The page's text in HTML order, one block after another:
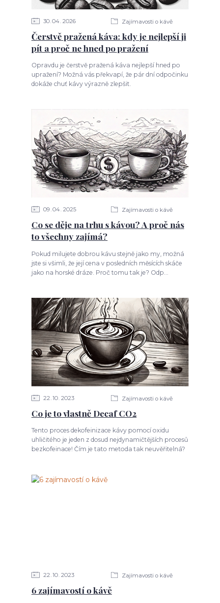
30 04 2026 Zajímavosti o kávě
Čerstvě pražená káva: kdy je nejlepší ji
pít a proč ne hned po pražení
Opravdu je čerstvě pražená káva nejlepší hned po
upražení? Možná vás překvapí, že pár dní odpočinku
dokáže chuť kávy výrazně zlepšit.
09 04 2025 Zajímavosti o kávě
Co se děje na trhu s kávou? A proč nás
to všechny zajímá?
Pokud milujete dobrou kávu stejně jako my, možná
jste si všimli, že její cena v posledních měsících skáče
jako na horské dráze. Proč tomu tak je? Odp...
22 10 2023 Zajímavosti o kávě
Co je to vlastně Decaf CO2
Tento proces dekofeinizace kávy pomocí oxidu
uhličitého je jeden z dosud nejdynamičtějších procesů
bezkofeinace! Čím je tato metoda tak neuvěřitelná?
22 10 2023 Zajímavosti o kávě
6 zajímavostí o kávě